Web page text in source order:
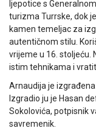
ljepotice s
turizma Turrske, dok
kamen temeljac za
autentičnom stilu.
vrijeme u 16. stoljeću.
istim tehnikama i
Arnaudija je
Izgradio ju je Hasan
Sokolovića, potpisnik
savremenik.